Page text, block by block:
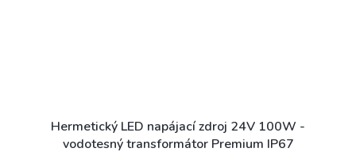
Hermetický LED napájací zdroj 24V 100W -
vodotesný transformátor Premium IP67